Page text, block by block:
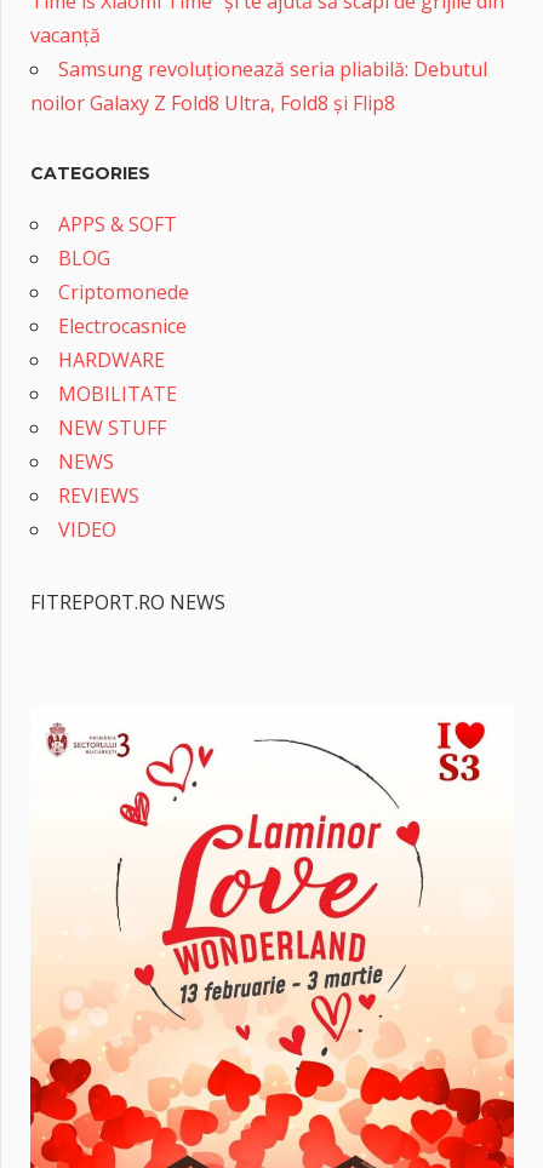
vacanță
Samsung revoluționează seria pliabilă: Debutul
noilor Galaxy Z Fold8 Ultra, Fold8 și Flip8
CATEGORIES
APPS & SOFT
BLOG
Criptomonede
Electrocasnice
HARDWARE
MOBILITATE
NEW STUFF
NEWS
REVIEWS
VIDEO
FITREPORT.RO NEWS